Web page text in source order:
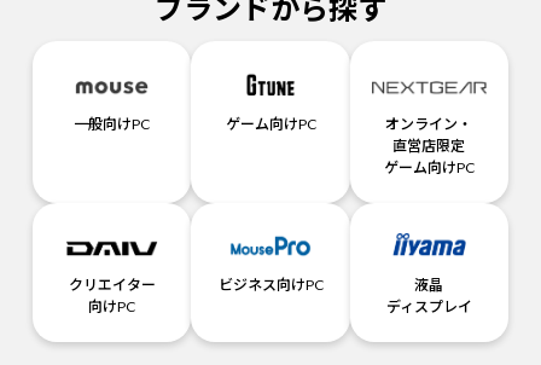
ブランドから探す
一般向けPC ゲーム向けPC
オンライン・
直営店限定
ゲーム向けPC
クリエイター
向けPC
ビジネス向けPC
液晶
ディスプレイ